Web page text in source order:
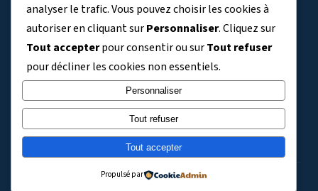
Auvergne-Rhône-Alpes (7804)Bourgogne-Franche-Comté(3409)
Bretagne(3038)Centre-Val de Loire(2691)Corse(329) Grand Est(5763)
Guadeloupe(411)Guyane(140)Hauts-de-France (6356)
Ile-de-France(9120)La Réunion(734)Martinique(363)
Nouvelle-Aquitaine(5992)
Pays de la Loire(3576)Provence-Alpes-Côte d'Azur(4101)
TOM et Collectivités territoriales(721)
© 2026 Technologies College – Tous droits réservés
analyser le trafic. Vous pouvez choisir les cookies à
autoriser en cliquant surPersonnaliser. Cliquez sur
Tout accepterpour consentir ou surTout refuser
pour décliner les cookies non essentiels.
Personnaliser
Tout refuser
Tout accepter
Propulsé par